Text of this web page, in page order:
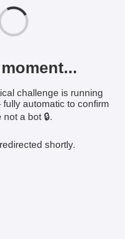
challenge is running
automatic to confirm
a bot 🔒.
shortly.